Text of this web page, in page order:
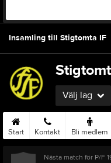
Insamling till Stigtomta IF
Välj lag
Start Kontakt Bli medlem
Nästa match för P/F